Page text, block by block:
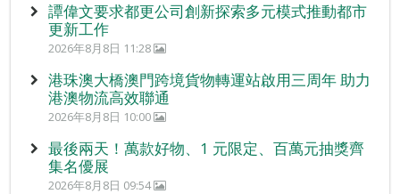
譚偉文要求都更公司創新探索多元模式推動都市
更新工作
2026年8月8日 11:28
港珠澳大橋澳門跨境貨物轉運站啟用三周年 助力
港澳物流高效聯通
2026年8月8日 10:00
最後兩天！萬款好物、1 元限定、百萬元抽獎齊
集名優展
2026年8月8日 09:54